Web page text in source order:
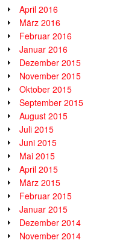
April 2016
März 2016
Februar 2016
Januar 2016
Dezember 2015
November 2015
Oktober 2015
September 2015
August 2015
Juli 2015
Juni 2015
Mai 2015
April 2015
März 2015
Februar 2015
Januar 2015
Dezember 2014
November 2014